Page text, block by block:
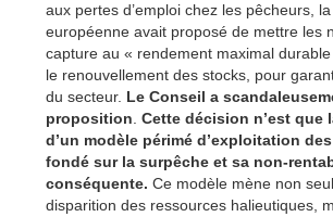
aux pertes d’emploi chez les pêcheurs,
européenne avait proposé de mettre les
capture au « rendement maximal
le renouvellement des stocks, pour
du secteur. Le Conseil a
proposition. Cette décision n’est que
d’un modèle périmé d’exploitation
fondé sur la surpêche et sa non-
conséquente. Ce modèle mène non
disparition des ressources halieutiques,